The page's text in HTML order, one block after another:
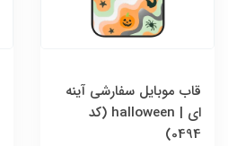
قاب موبایل سفارشی آینه
ای | halloween (کد
0494)